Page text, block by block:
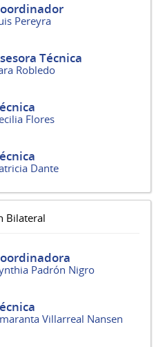
Pereyra
Técnica
Robledo
Flores
Dante
Bilateral
Padrón Nigro
Villarreal Nansen